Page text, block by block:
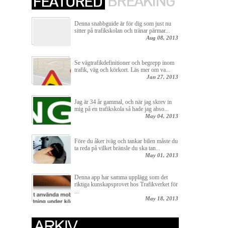
Denna snabbguide är för dig som just nu
sitter på trafikskolan och tränar pärmar...
Aug 08, 2013
Se vägtrafikdefinitioner och begrepp inom
trafik, väg och körkort. Läs mer om va...
Jan 27, 2013
Jag är 34 år gammal, och när jag skrev in
mig på en trafikskola så hade jag abso...
May 04, 2013
Före du åker iväg och tankar bilen måste du
ta reda på vilket bränsle du ska tan...
May 01, 2013
Denna app har samma upplägg som det
riktiga kunskapsprovet hos Trafikverket för
...
May 18, 2013